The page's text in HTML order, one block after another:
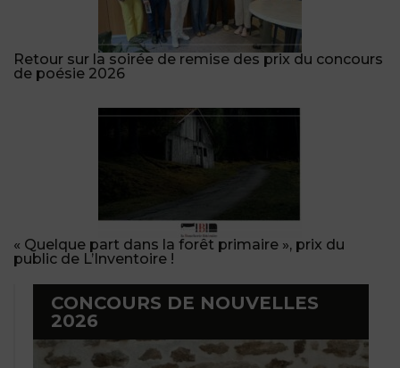
Retour sur la soirée de remise des prix du concours
de poésie 2026
« Quelque part dans la forêt primaire », prix du
public de L’Inventoire !
CONCOURS DE NOUVELLES
2026